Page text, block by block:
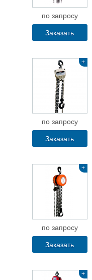
по запросу
Заказать
+
по запросу
Заказать
+
по запросу
Заказать
+